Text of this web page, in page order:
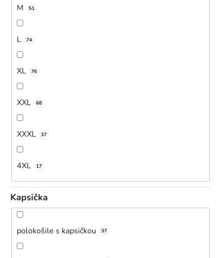
M 51
L 74
XL 76
XXL 68
XXXL 37
4XL 17
Kapsička
polokošile s kapsičkou 37